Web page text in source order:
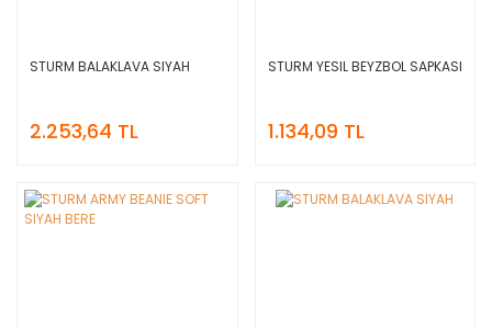
STURM BALAKLAVA SIYAH
2.253,64 TL
STURM YESIL BEYZBOL SAPKASI
1.134,09 TL